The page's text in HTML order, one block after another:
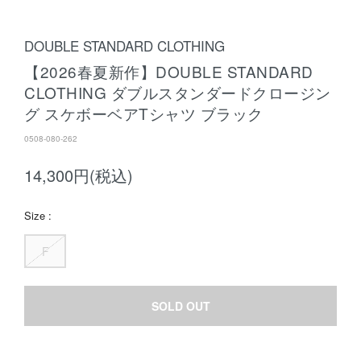
DOUBLE STANDARD CLOTHING
【2026春夏新作】DOUBLE STANDARD
CLOTHING ダブルスタンダードクロージン
グ スケボーベアTシャツ ブラック
0508-080-262
14,300円(税込)
Size :
F
SOLD OUT